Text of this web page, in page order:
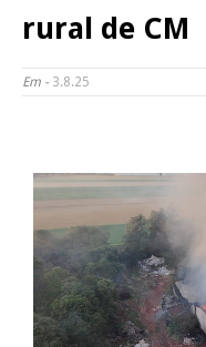
rural de CM
Em - 3.8.25